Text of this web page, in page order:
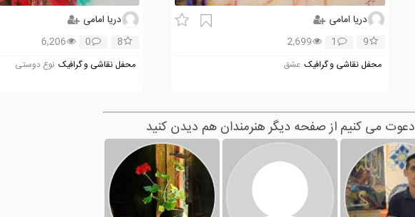
دریا امامی
9
1
2,699
محفل نقاشی و گرافیک عشق
دریا امامی
8
0
6,206
محفل نقاشی و گرافیک نوع دوستی
دعوت می کنیم از صفحه دیگر هنرمندان هم دیدن کنید